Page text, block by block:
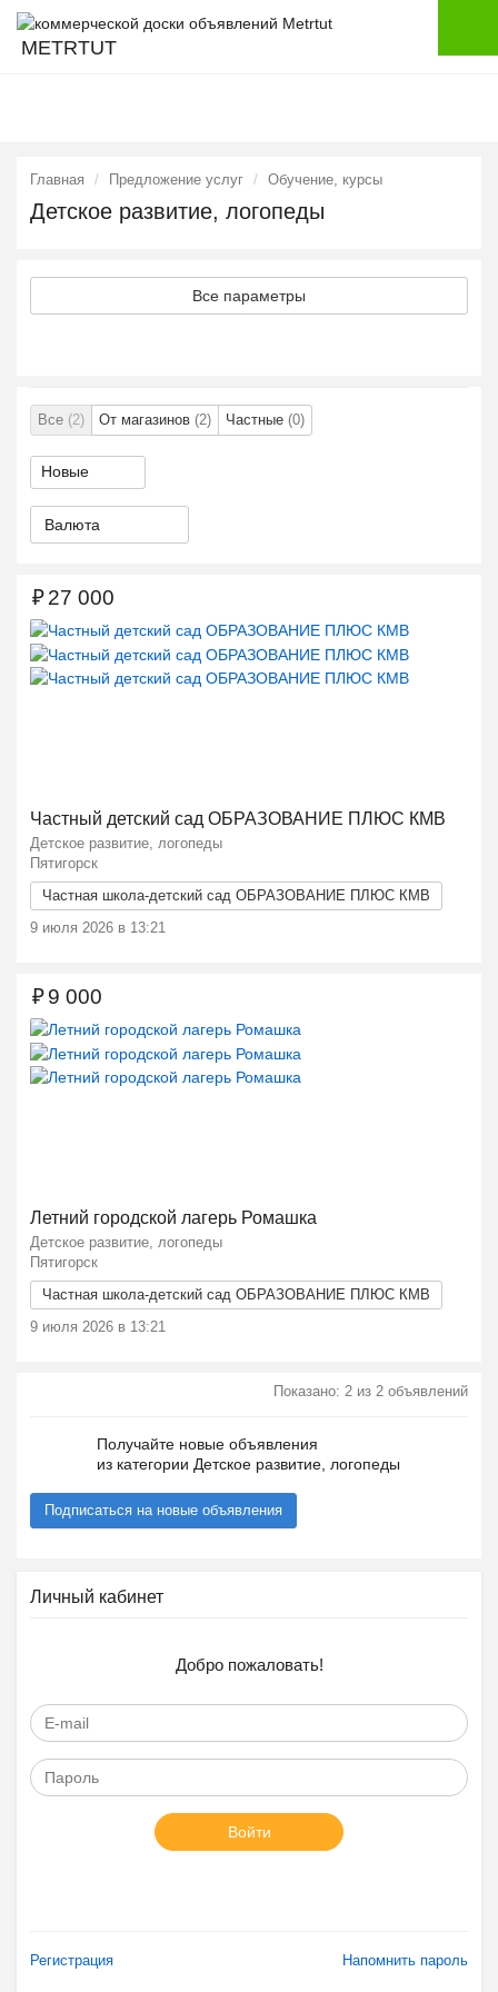
METRTUT
Главная Предложение услуг Обучение, курсы
Детское развитие, логопеды
Все параметры
Все (2) От магазинов (2) Частные (0)
Валюта
Ещё 2 фото
Частный детский сад ОБРАЗОВАНИЕ ПЛЮС КМВ
Детское развитие, логопеды
Пятигорск
Частная школа-детский сад ОБРАЗОВАНИЕ ПЛЮС КМВ
9 июля 2026 в 13:21
₽27 000
Ещё 2 фото
Летний городской лагерь Ромашка
Детское развитие, логопеды
Пятигорск
Частная школа-детский сад ОБРАЗОВАНИЕ ПЛЮС КМВ
9 июля 2026 в 13:21
₽9 000
Показано: 2 из 2 объявлений
Получайте новые объявления
из категории Детское развитие, логопеды
Подписаться на новые объявления
Личный кабинет
Добро пожаловать!
Войти
Регистрация Напомнить пароль